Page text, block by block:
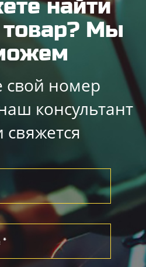
найти
Мы